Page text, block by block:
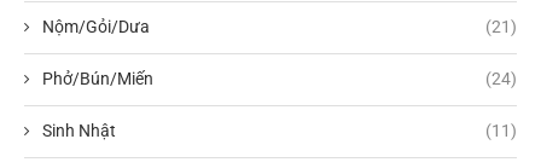
Nộm/Gỏi/Dưa (21)
Phở/Bún/Miến (24)
Sinh Nhật (11)